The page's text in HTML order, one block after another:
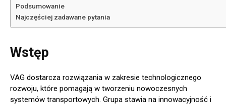
Podsumowanie
Najczęściej zadawane pytania
Wstęp
VAG dostarcza rozwiązania w zakresie technologicznego
rozwoju, które pomagają w tworzeniu nowoczesnych
systemów transportowych. Grupa stawia na innowacyjność i